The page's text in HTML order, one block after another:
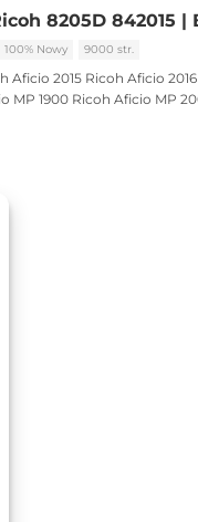
8205D 842015 |
100% Nowy 9000 str.
Aficio 2015 Ricoh Aficio 2016
MP 1900 Ricoh Aficio MP